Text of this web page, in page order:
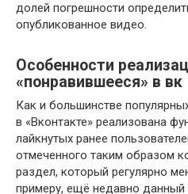
долей погрешности
опубликованное видео.
Особенности
«понравившееся» в вк
Как и большинстве
в «Вконтакте» реализована
лайкнутых ранее
отмеченного таким образом
раздел, который регулярно
примеру, ещё недавно данный